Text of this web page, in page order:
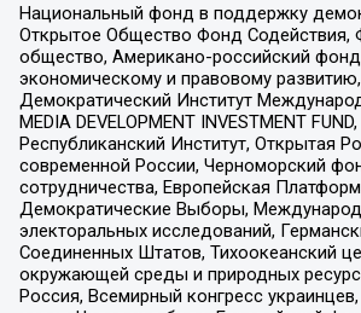
Национальный фонд в поддержку
Открытое Общество Фонд Содействия,
общество, Американо-российский
экономическому и правовому
Демократический Институт
MEDIA DEVELOPMENT INVESTMENT
Республиканский Институт, Открытая
современной России, Черноморский
сотрудничества, Европейская
Демократические Выборы,
электоральных исследований,
Соединенных Штатов, Тихоокеанский
окружающей среды и природных
Россия, Всемирный конгресс